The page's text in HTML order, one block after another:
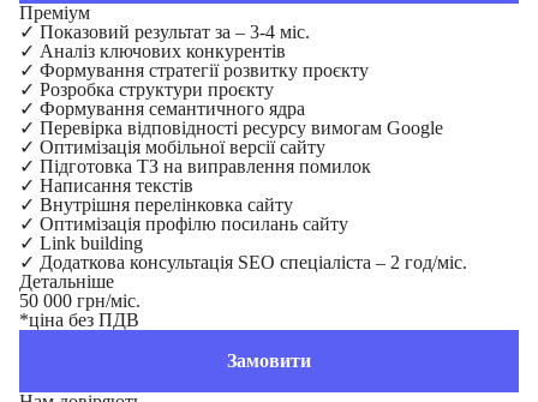
Преміум
✓ Показовий результат за – 3-4 міс.
✓ Аналіз ключових конкурентів
✓ Формування стратегії розвитку проєкту
✓ Розробка структури проєкту
✓ Формування семантичного ядра
✓ Перевірка відповідності ресурсу вимогам Google
✓ Оптимізація мобільної версії сайту
✓ Підготовка ТЗ на виправлення помилок
✓ Написання текстів
✓ Внутрішня перелінковка сайту
✓ Оптимізація профілю посилань сайту
✓ Link building
✓ Додаткова консультація SEO спеціаліста – 2 год/міс.
Детальніше
50 000 грн/міс.
*ціна без ПДВ
Замовити